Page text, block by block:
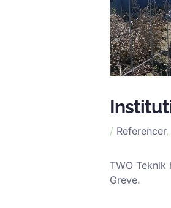
/ Referencer,
TWO Teknik
Greve.